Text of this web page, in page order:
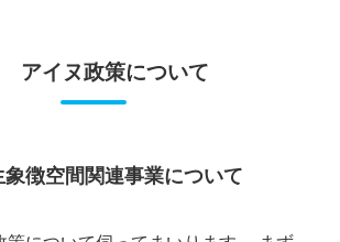
アイヌ政策について
象徴空間関連事業について